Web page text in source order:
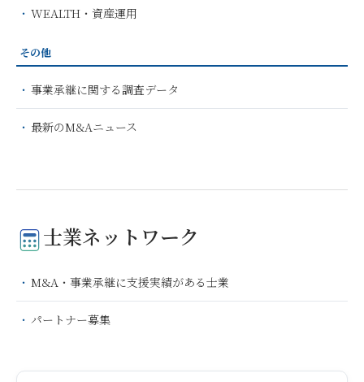
WEALTH・資産運用
その他
事業承継に関する調査データ
最新のM&Aニュース
士業ネットワーク
M&A・事業承継に支援実績がある士業
パートナー募集